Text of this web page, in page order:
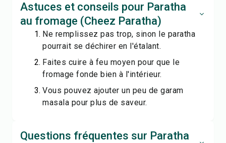
Astuces et conseils pour Paratha
au fromage (Cheez Paratha)
Ne remplissez pas trop, sinon le paratha
pourrait se déchirer en l'étalant.
Faites cuire à feu moyen pour que le
fromage fonde bien à l'intérieur.
Vous pouvez ajouter un peu de garam
masala pour plus de saveur.
Questions fréquentes sur Paratha